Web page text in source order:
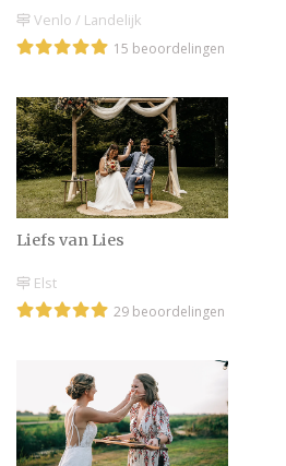
Venlo / Landelijk
15 beoordelingen
Liefs van Lies
Elst
29 beoordelingen